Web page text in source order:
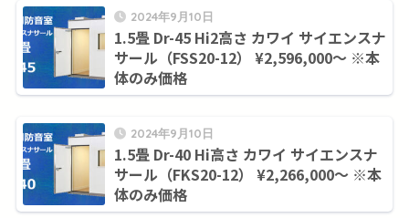
2024年9月10日
1.5畳 Dr-45 Hi2高さ カワイ サイエンスナ
サール（FSS20-12） ¥2,596,000～ ※本
体のみ価格
2024年9月10日
1.5畳 Dr-40 Hi高さ カワイ サイエンスナ
サール（FKS20-12） ¥2,266,000～ ※本
体のみ価格